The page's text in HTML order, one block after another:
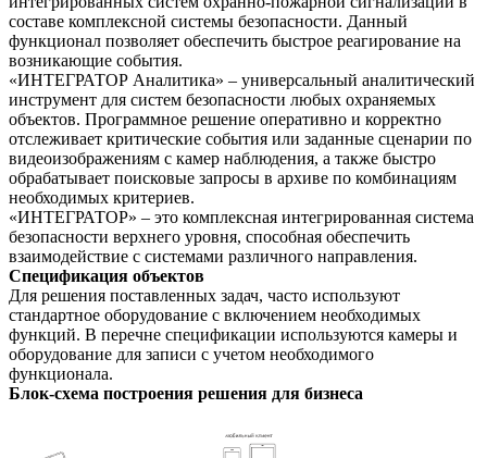
составе комплексной системы безопасности. Данный
функционал позволяет обеспечить быстрое реагирование на
возникающие события.
«ИНТЕГРАТОР Аналитика» – универсальный аналитический
инструмент для систем безопасности любых охраняемых
объектов. Программное решение оперативно и корректно
отслеживает критические события или заданные сценарии по
видеоизображениям с камер наблюдения, а также быстро
обрабатывает поисковые запросы в архиве по комбинациям
необходимых критериев.
«ИНТЕГРАТОР» – это комплексная интегрированная система
безопасности верхнего уровня, способная обеспечить
взаимодействие с системами различного направления.
Спецификация объектов
Для решения поставленных задач, часто используют
стандартное оборудование с включением необходимых
функций. В перечне спецификации используются камеры и
оборудование для записи с учетом необходимого
функционала.
Блок-схема построения решения для бизнеса